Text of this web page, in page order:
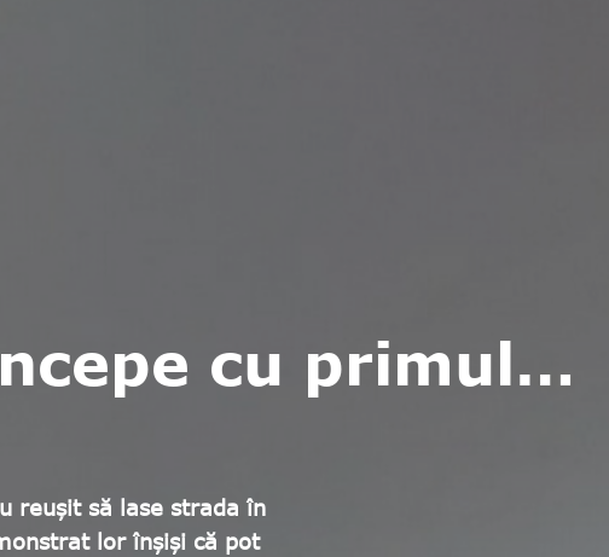
cu primul…
reușit să lase strada în
lor înșiși că pot